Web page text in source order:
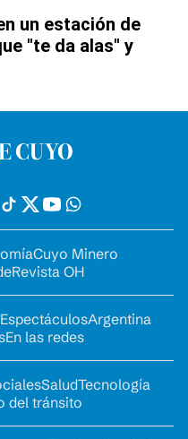
un estación de
"te da alas" y
Cuyo Minero
Revista OH
EspectáculosArgentina
En las redes
SaludTecnología
del tránsito